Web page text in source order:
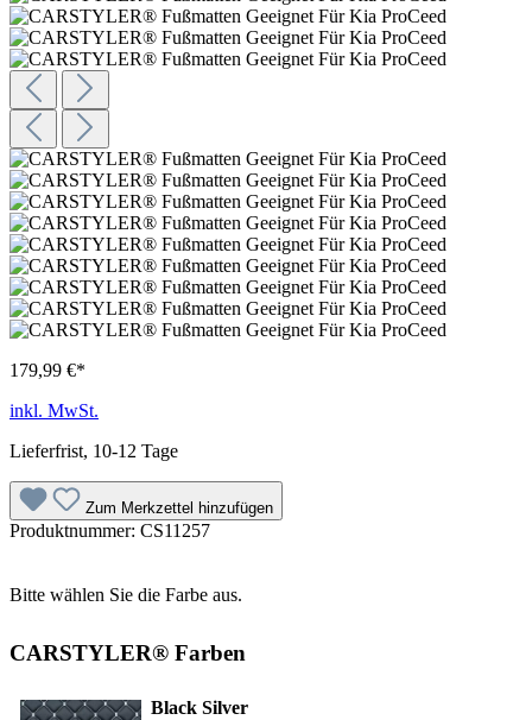
179,99 €*
inkl. MwSt.
Lieferfrist, 10-12 Tage
Zum Merkzettel hinzufügen
Produktnummer: CS11257
Bitte wählen Sie die Farbe aus.
CARSTYLER® Farben
Black Silver